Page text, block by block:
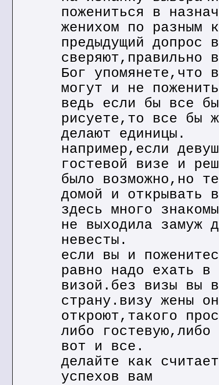
пожениться в
женихом по разным
предыдущий допрос
сверяют,правильно
Бог упомянете,что
могут и не
ведь если бы все
рисуете,то все бы
делают единицы.
например,если
гостевой визе и
было возможно,но
домой и открывать
здесь много
не выходила замуж
невесты.
если вы и
равно надо ехать в
визой.без визы вы
страну.визу жены
откроют,такого
либо гостевую,либо
вот и все.
делайте как
успехов вам